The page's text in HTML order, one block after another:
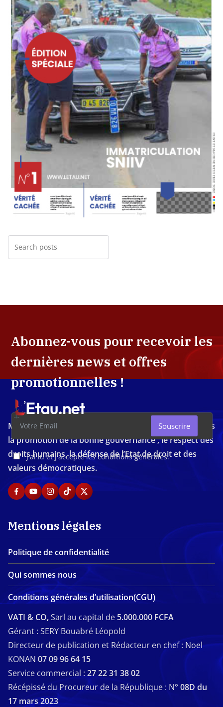
Abonnez-vous pour recevoir les
dernières news et offres
promotionnelles !
J'ai lu et j'accepte les conditions générales.
Souscrire
Média d'investigation ivoirien résolument engagé dans
la promotion de la bonne gouvernance , le respect des
droits humains, la défense de l’Etat de droit et des
valeurs démocratiques.
Mentions légales
Politique de confidentialité
Qui sommes nous
Conditions générales d’utilisation(CGU)
VATI & CO,Sarl au capital de 5.000.000 FCFA
Gérant : SERY Bouabré Léopold
Directeur de publication et Rédacteur en chef : Noel
KONAN 07 09 96 64 15
Service commercial : 27 22 31 38 02
Récépissé du Procureur de la République : N° 08D du
17 mars 2023